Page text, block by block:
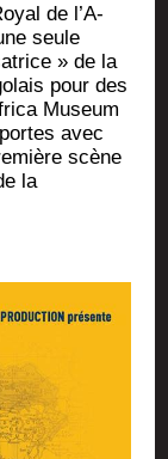
de l’A­
seule
» de la
pour des
Museum
avec
scène
la